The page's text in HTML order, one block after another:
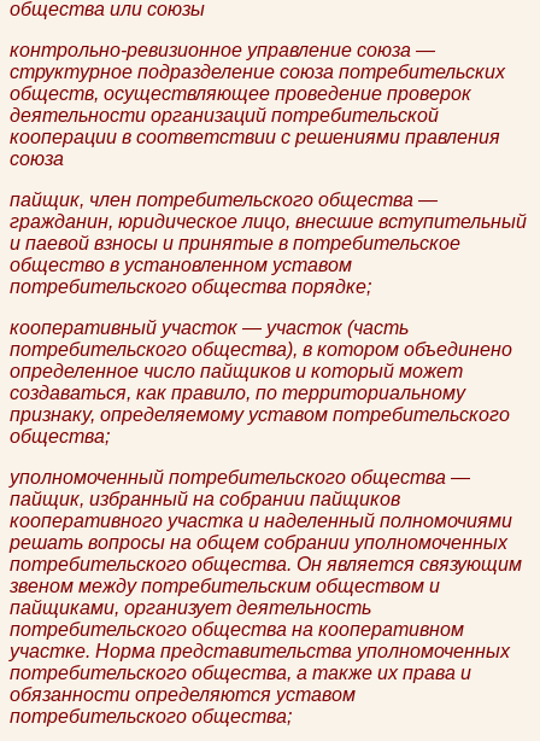
общества или союзы
контрольно-ревизионное управление союза —
структурное подразделение союза потребительских
обществ, осуществляющее проведение проверок
деятельности организаций потребительской
кооперации в соответствии с решениями правления
союза
пайщик, член потребительского общества —
гражданин, юридическое лицо, внесшие вступительный
и паевой взносы и принятые в потребительское
общество в установленном уставом
потребительского общества порядке;
кооперативный участок — участок (часть
потребительского общества), в котором объединено
определенное число пайщиков и который может
создаваться, как правило, по территориальному
признаку, определяемому уставом потребительского
общества;
уполномоченный потребительского общества —
пайщик, избранный на собрании пайщиков
кооперативного участка и наделенный полномочиями
решать вопросы на общем собрании уполномоченных
потребительского общества. Он является связующим
звеном между потребительским обществом и
пайщиками, организует деятельность
потребительского общества на кооперативном
участке. Норма представительства уполномоченных
потребительского общества, а также их права и
обязанности определяются уставом
потребительского общества;